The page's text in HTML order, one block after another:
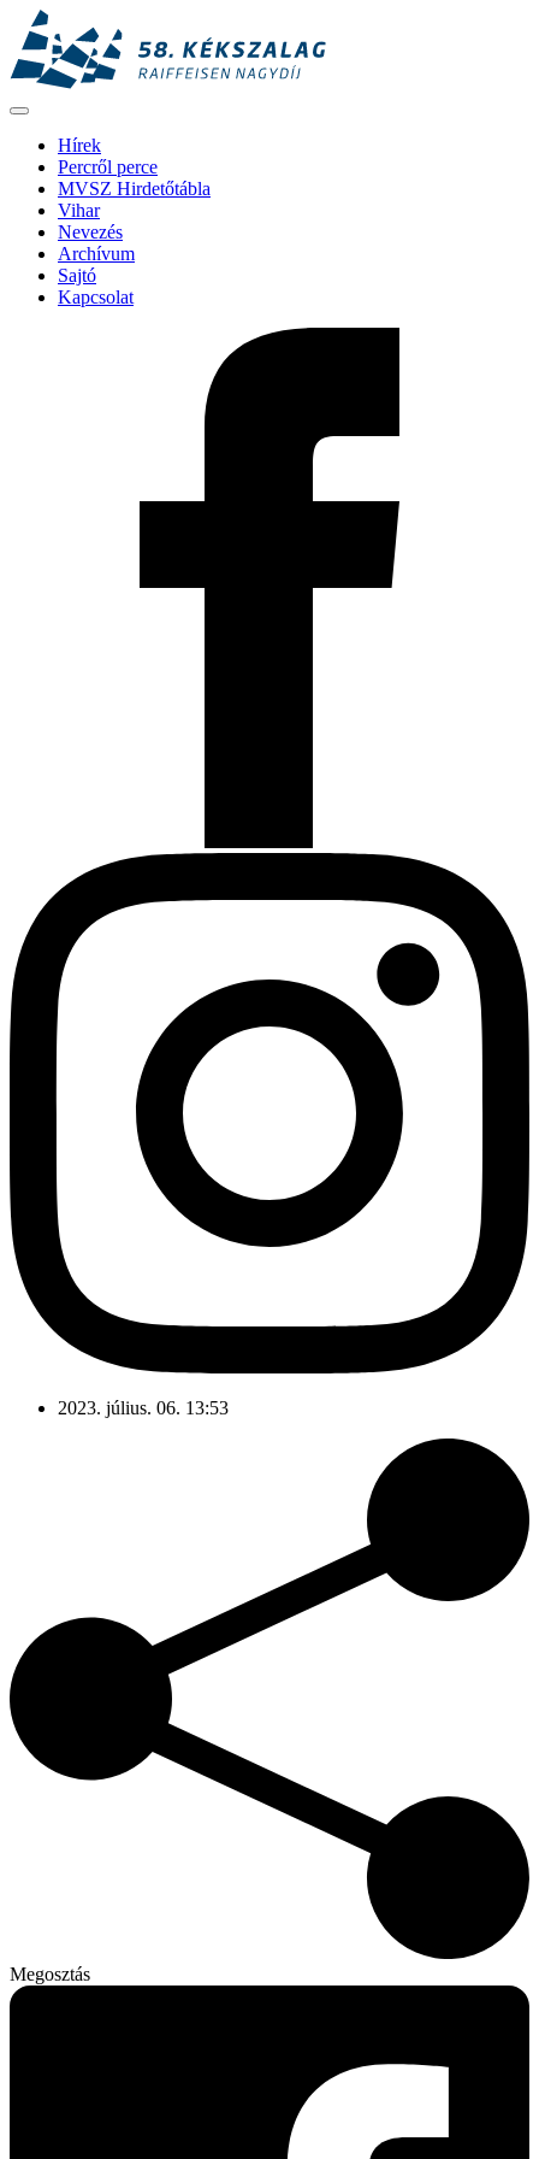
Hírek
Percről perce
MVSZ Hirdetőtábla
Vihar
Nevezés
Archívum
Sajtó
Kapcsolat
2023. július. 06. 13:53
Megosztás